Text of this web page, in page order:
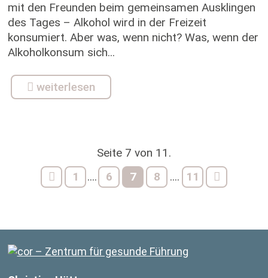
mit den Freunden beim gemeinsamen Ausklingen
des Tages – Alkohol wird in der Freizeit
konsumiert. Aber was, wenn nicht? Was, wenn der
Alkoholkonsum sich...
weiterlesen
Seite 7 von 11.
1
.... 6 7 8 .... 11